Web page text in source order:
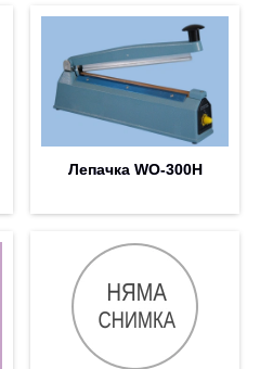
Лепачка WO-300H